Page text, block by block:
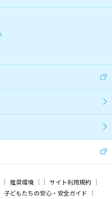
推奨環境
サイト利用規約
子どもたちの安心・安全ガイド